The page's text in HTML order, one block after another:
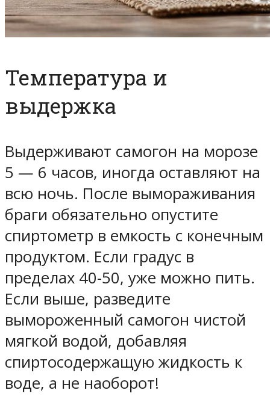
Температура и
выдержка
Выдерживают самогон на морозе
5 — 6 часов, иногда оставляют на
всю ночь. После вымораживания
браги обязательно опустите
спиртометр в емкость с конечным
продуктом. Если градус в
пределах 40-50, уже можно пить.
Если выше, разведите
вымороженный самогон чистой
мягкой водой, добавляя
спиртосодержащую жидкость к
воде, а не наоборот!